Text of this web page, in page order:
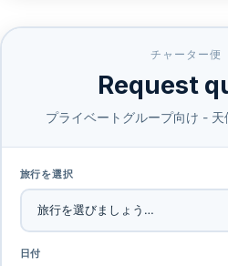
チャーター便
Request
プライベートグループ向け -
旅行を選択
日付